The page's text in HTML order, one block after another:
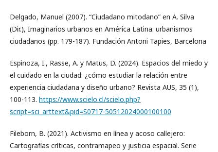
Delgado, Manuel (2007). “Ciudadano mitodano” en A. Silva
(Dir.), Imaginarios urbanos en América Latina: urbanismos
ciudadanos (pp. 179-187). Fundación Antoni Tapies, Barcelona
Espinoza, I., Rasse, A. y Matus, D. (2024). Espacios del miedo y
el cuidado en la ciudad: ¿cómo estudiar la relación entre
experiencia ciudadana y diseño urbano? Revista AUS, 35 (1),
100-113. https://www.scielo.cl/scielo.php?
script=sci_arttext&pid=S0717-50512024000100100
Fileborn, B. (2021). Activismo en línea y acoso callejero:
Cartografías críticas, contramapeo y justicia espacial. Serie